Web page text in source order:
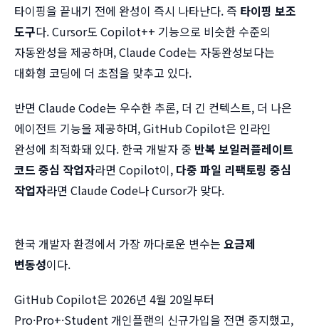
타이핑을 끝내기 전에 완성이 즉시 나타난다. 즉 타이핑 보조
도구다. Cursor도 Copilot++ 기능으로 비슷한 수준의
자동완성을 제공하며, Claude Code는 자동완성보다는
대화형 코딩에 더 초점을 맞추고 있다.
반면 Claude Code는 우수한 추론, 더 긴 컨텍스트, 더 나은
에이전트 기능을 제공하며, GitHub Copilot은 인라인
완성에 최적화돼 있다. 한국 개발자 중 반복 보일러플레이트
코드 중심 작업자라면 Copilot이, 다중 파일 리팩토링 중심
작업자라면 Claude Code나 Cursor가 맞다.
한국 개발자 환경에서 가장 까다로운 변수는 요금제
변동성이다.
GitHub Copilot은 2026년 4월 20일부터
Pro·Pro+·Student 개인플랜의 신규가입을 전면 중지했고,